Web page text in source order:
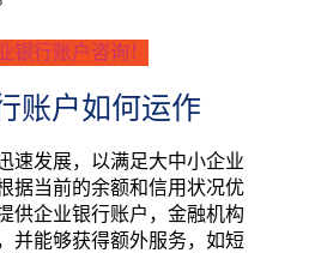
银行账户咨询！
账户如何运作
速发展，以满足大中小企业
据当前的余额和信用状况优
供企业银行账户，金融机构
并能够获得额外服务，如短